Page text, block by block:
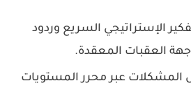
الإستراتيجي السريع وردود
العقبات المعقدة.
المشكلات عبر محرر المستويات